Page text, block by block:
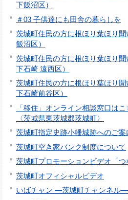
下飯沼区）
＃03 子供達にも田舎の暮らしを
茨城町住民の方に根ほり葉ほり
飯沼区）
茨城町住民の方に根ほり葉ほり
下石崎 遠西区）
茨城町住民の方に根ほり葉ほり
下石崎前谷区）
「移住」オンライン相談窓口は
〈茨城県東茨城郡茨城町〉
茨城町指定史跡小幡城跡へのご案
茨城町空き家バンク制度について
茨城町プロモーションビデオ「つ
茨城町オフィシャルビデオ
いばチャン ―茨城町チャンネル―